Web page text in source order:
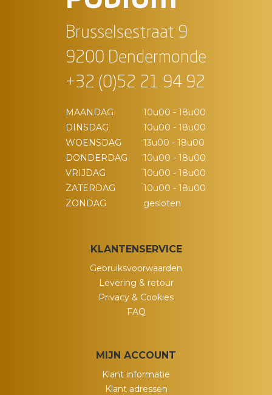
Brusselsestraat 9
9200 Dendermonde
+32 (0)52 21 94 92
MAANDAG
10u00 - 18u00
DINSDAG
10u00 - 18u00
WOENSDAG
13u00 - 18u00
DONDERDAG
10u00 - 18u00
VRIJDAG
10u00 - 18u00
ZATERDAG
10u00 - 18u00
ZONDAG
gesloten
KLANTENSERVICE
Gebruiksvoorwaarden
Levering & retour
Privacy & Cookies
FAQ
MIJN ACCOUNT
Klant informatie
Klant adressen